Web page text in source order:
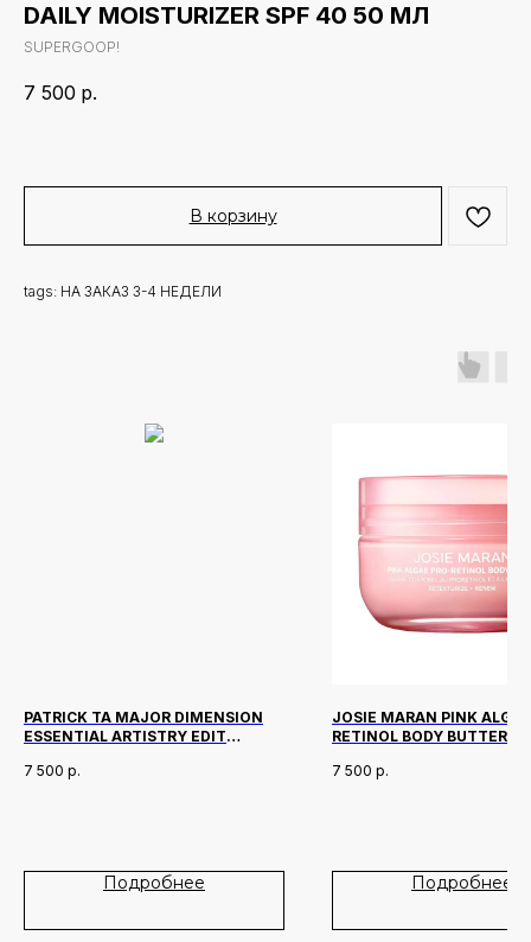
DAILY MOISTURIZER SPF 40 50 МЛ
SUPERGOOP!
7 500 р.
В корзину
tags: НА ЗАКАЗ 3-4 НЕДЕЛИ
PATRICK TA MAJOR DIMENSION
ESSENTIAL ARTISTRY EDIT
LIGHT
7 500 р.
Подробнее
JOSIE MARAN PINK
RETINOL BODY BUTTER
7 500 р.
Подробнее
О нас
Лидеры продаж
Скидки